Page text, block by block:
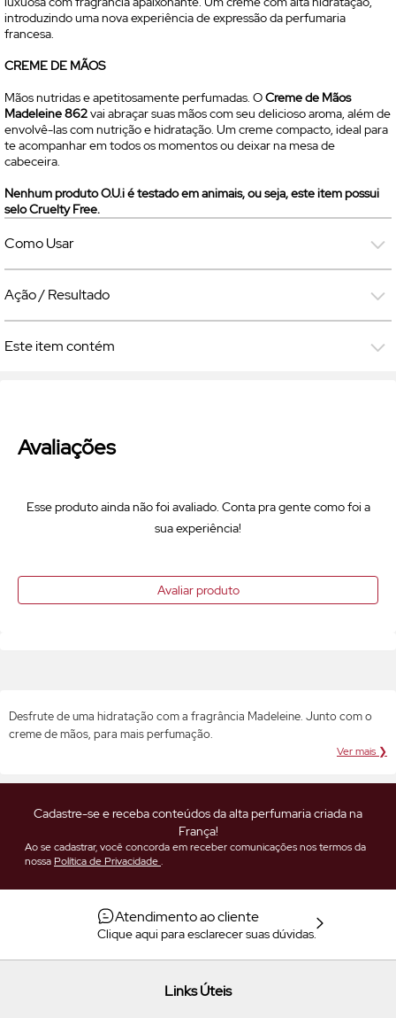
introduzindo uma nova experiência de expressão da perfumaria
francesa.
CREME DE MÃOS
Mãos nutridas e apetitosamente perfumadas. OCreme de Mãos
Madeleine 862vai abraçar suas mãos com seu delicioso aroma, além de
envolvê-las com nutrição e hidratação. Um creme compacto, ideal para
te acompanhar em todos os momentos ou deixar na mesa de
cabeceira.
Nenhum produto O.U.i é testado em animais, ou seja, este item possui
seloCruelty Free.
Como Usar
Ação / Resultado
Este item contém
Avaliações
Esse produto ainda não foi avaliado. Conta pra gente como foi a
sua experiência!
Avaliar produto
Desfrute de uma hidratação com a fragrância Madeleine. Junto com o
creme de mãos, para mais perfumação.
Ver mais ❯
Cadastre-se e receba conteúdos da alta perfumaria criada na
França!
Ao se cadastrar, você concorda em receber comunicações nos termos da
nossa Política de Privacidade.
Atendimento ao cliente
Clique aqui para esclarecer suas dúvidas.
Links Úteis